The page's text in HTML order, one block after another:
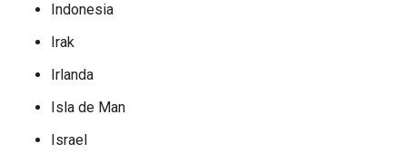
Indonesia
Irak
Irlanda
Isla de Man
Israel